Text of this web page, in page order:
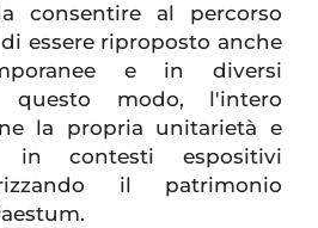
consentire al percorso
essere riproposto anche
e in diversi
questo modo, l'intero
la propria unitarietà e
in contesti espositivi
il patrimonio